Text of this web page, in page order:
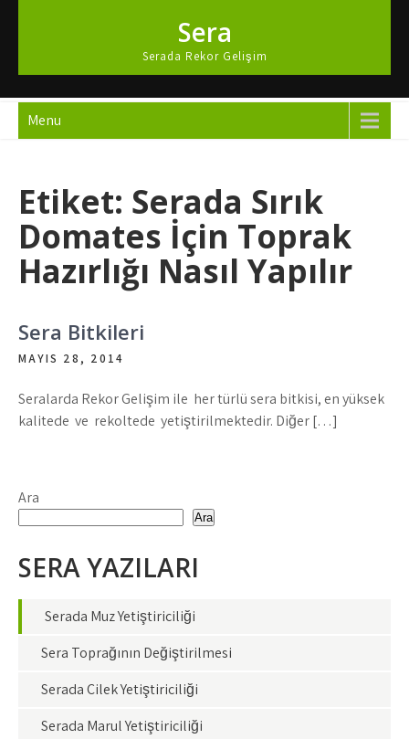
Sera
Serada Rekor Gelişim
Menu
Etiket: Serada Sırık
Domates İçin Toprak
Hazırlığı Nasıl Yapılır
Sera Bitkileri
MAYIS 28, 2014
Seralarda Rekor Gelişim ile her türlü sera bitkisi, en yüksek
kalitede ve rekoltede yetiştirilmektedir. Diğer […]
Ara
Ara
SERA YAZILARI
Serada Muz Yetiştiriciliği
Sera Toprağının Değiştirilmesi
Serada Çilek Yetiştiriciliği
Serada Marul Yetiştiriciliği